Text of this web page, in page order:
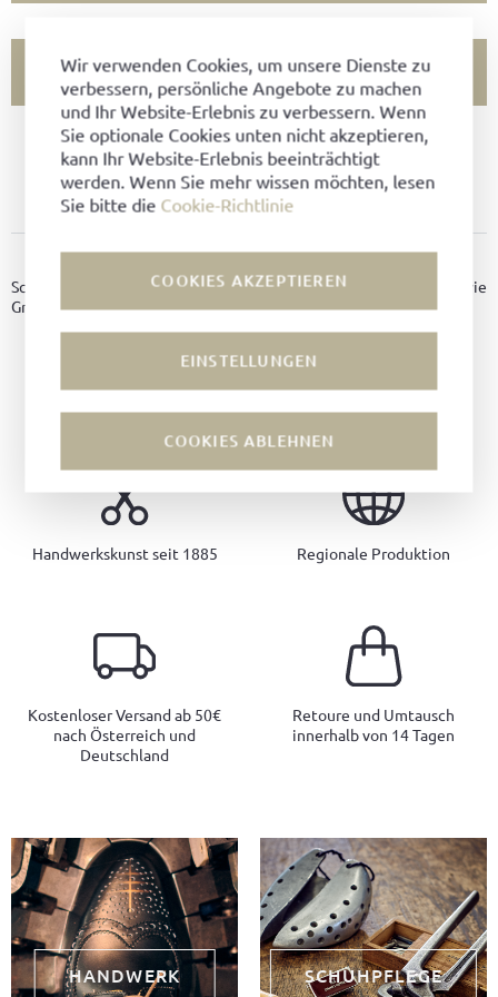
Wir verwenden Cookies, um unsere Dienste zu
verbessern, persönliche Angebote zu machen
und Ihr Website-Erlebnis zu verbessern. Wenn
Sie optionale Cookies unten nicht akzeptieren,
kann Ihr Website-Erlebnis beeinträchtigt
werden. Wenn Sie mehr wissen möchten, lesen
Sie bitte die Cookie-Richtlinie
COOKIES AKZEPTIEREN
EINSTELLUNGEN
COOKIES ABLEHNEN
FILIALVERFÜGBARKEIT PRÜFEN
ARTIKEL NICHT VERFÜGBAR?
ZU FAVORITEN HINZUFÜGEN
PRODUKTDETAILS
Schuhbänder in der Länge 130cm in Schwarz für Modelle wie
Grinzinger.
Handwerkskunst seit 1885 Regionale Produktion
Kostenloser Versand ab 50€
nach Österreich und
Deutschland
Retoure und Umtausch
innerhalb von 14 Tagen
HANDWERK SCHUHPFLEGE